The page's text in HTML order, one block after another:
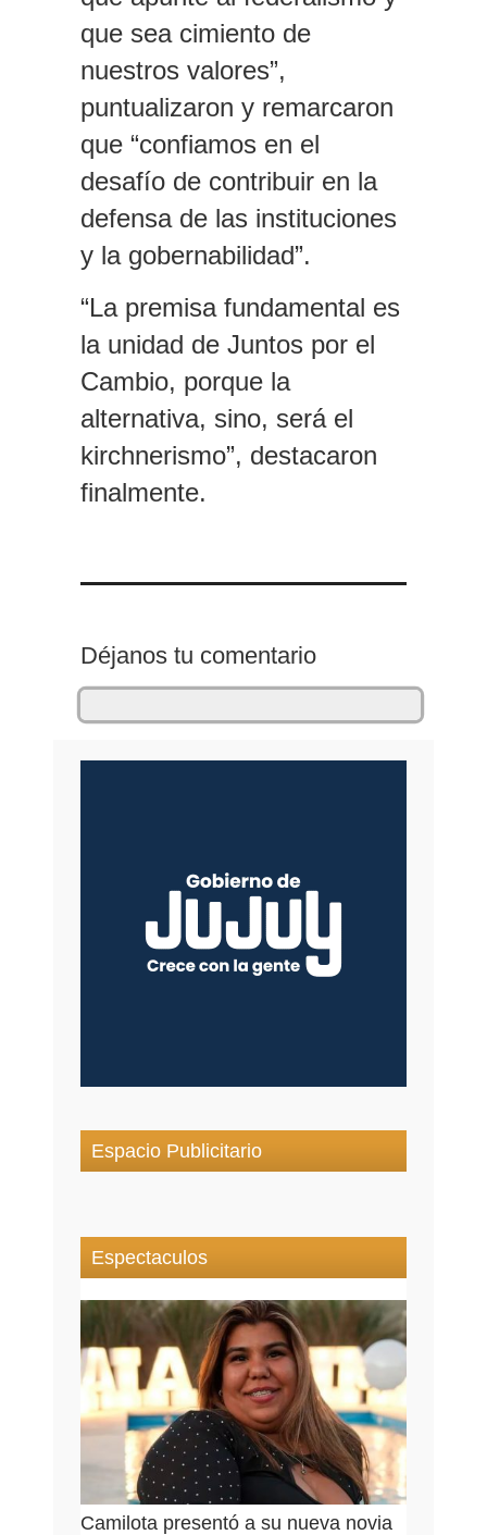
que sea cimiento de
nuestros valores”,
puntualizaron y remarcaron
que “confiamos en el
desafío de contribuir en la
defensa de las instituciones
y la gobernabilidad”.
“La premisa fundamental es
la unidad de Juntos por el
Cambio, porque la
alternativa, sino, será el
kirchnerismo”, destacaron
finalmente.
Déjanos tu comentario
Espacio Publicitario
Espectaculos
Camilota presentó a su nueva novia